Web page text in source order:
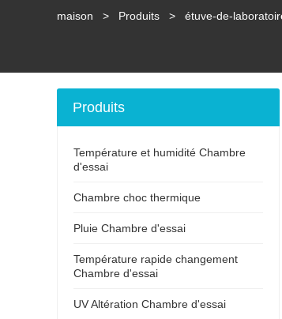
maison > Produits > étuve-de-
Produits
Température et humidité Chambre
d'essai
Chambre choc thermique
Pluie Chambre d'essai
Température rapide changement
Chambre d'essai
UV Altération Chambre d'essai